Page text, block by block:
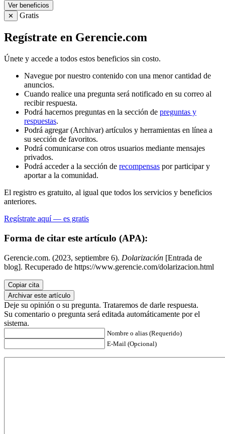
Ver beneficios
✕
Gratis
Regístrate en Gerencie.com
Únete y accede a todos estos beneficios sin costo.
Navegue por nuestro contenido con una menor cantidad de
anuncios.
Cuando realice una pregunta será notificado en su correo al
recibir respuesta.
Podrá hacernos preguntas en la sección de preguntas y
respuestas.
Podrá agregar (Archivar) artículos y herramientas en línea a
su sección de favoritos.
Podrá comunicarse con otros usuarios mediante mensajes
privados.
Podrá acceder a la sección de recompensas por participar y
aportar a la comunidad.
El registro es gratuito, al igual que todos los servicios y beneficios
anteriores.
Regístrate aquí — es gratis
Forma de citar este artículo (APA):
Gerencie.com. (2023, septiembre 6). Dolarización [Entrada de
blog]. Recuperado de https://www.gerencie.com/dolarizacion.html
Copiar cita
Archivar este artículo
Deje su opinión o su pregunta. Trataremos de darle respuesta.
Su comentario o pregunta será editada automáticamente por el
sistema.
Nombre o alias (Requerido)
E-Mail (Opcional)